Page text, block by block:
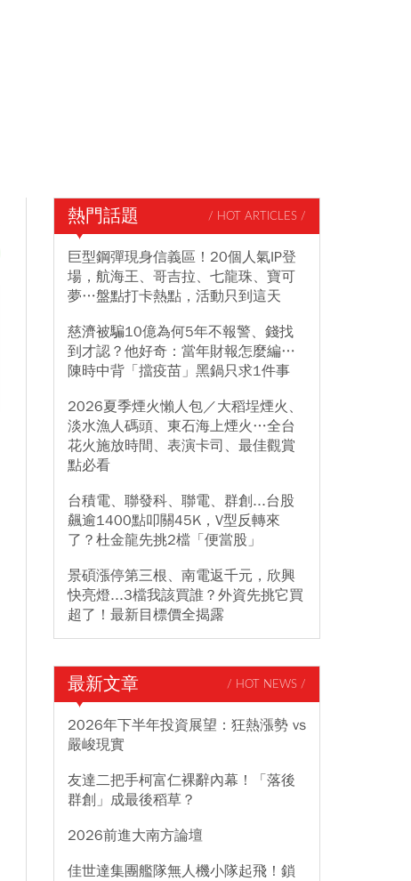
熱門話題 / HOT ARTICLES /
巨型鋼彈現身信義區！20個人氣IP登
場，航海王、哥吉拉、七龍珠、寶可
夢…盤點打卡熱點，活動只到這天
慈濟被騙10億為何5年不報警、錢找
到才認？他好奇：當年財報怎麼編…
陳時中背「擋疫苗」黑鍋只求1件事
2026夏季煙火懶人包／大稻埕煙火、
淡水漁人碼頭、東石海上煙火…全台
花火施放時間、表演卡司、最佳觀賞
點必看
台積電、聯發科、聯電、群創...台股
飆逾1400點叩關45K，V型反轉來
了？杜金龍先挑2檔「便當股」
景碩漲停第三根、南電返千元，欣興
快亮燈...3檔我該買誰？外資先挑它買
超了！最新目標價全揭露
最新文章 / HOT NEWS /
2026年下半年投資展望：狂熱漲勢 vs
嚴峻現實
友達二把手柯富仁裸辭內幕！「落後
群創」成最後稻草？
2026前進大南方論壇
佳世達集團艦隊無人機小隊起飛！鎖